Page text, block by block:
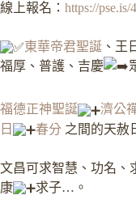
線上報名： https://pse.is/
東華帝君聖誕 、王
福厚、普護、吉慶
福德正神聖誕 濟公
日
春分 之間的天赦
文昌可求智慧、功名、
康
求子…。